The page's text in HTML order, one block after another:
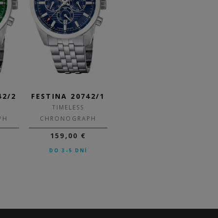
2 FESTINA 20742/1
TIMELESS
CHRONOGRAPH
159,00 €
DO 3-5 DNÍ